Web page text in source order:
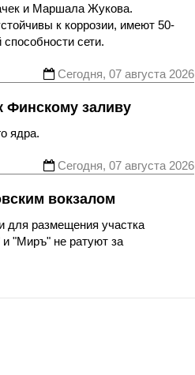
и Маршала Жукова.
к коррозии, имеют 50-
сети.
Сегодня, 07 августа 2026
Финскому заливу
ядра.
Сегодня, 07 августа 2026
вокзалом
для размещения участка
"Миръ" не ратуют за